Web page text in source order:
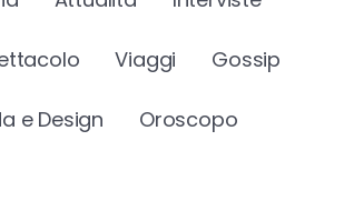
Viaggi Gossip
e Design Oroscopo